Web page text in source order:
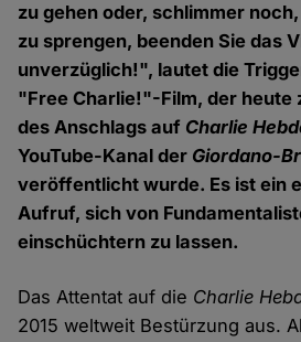
zu gehen oder, schlimmer
zu sprengen, beenden Sie das
unverzüglich!", lautet die
"Free Charlie!"-Film, der heute
des Anschlags auf Charlie
YouTube-Kanal der Giordano-
veröffentlicht wurde. Es ist ein
Aufruf, sich von
einschüchtern zu lassen.
Das Attentat auf die Charlie
2015 weltweit Bestürzung aus.